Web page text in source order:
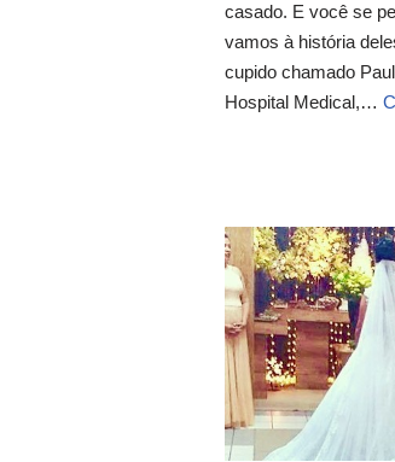
casado. E você se
vamos à história
cupido chamado
Hospital Medical,…